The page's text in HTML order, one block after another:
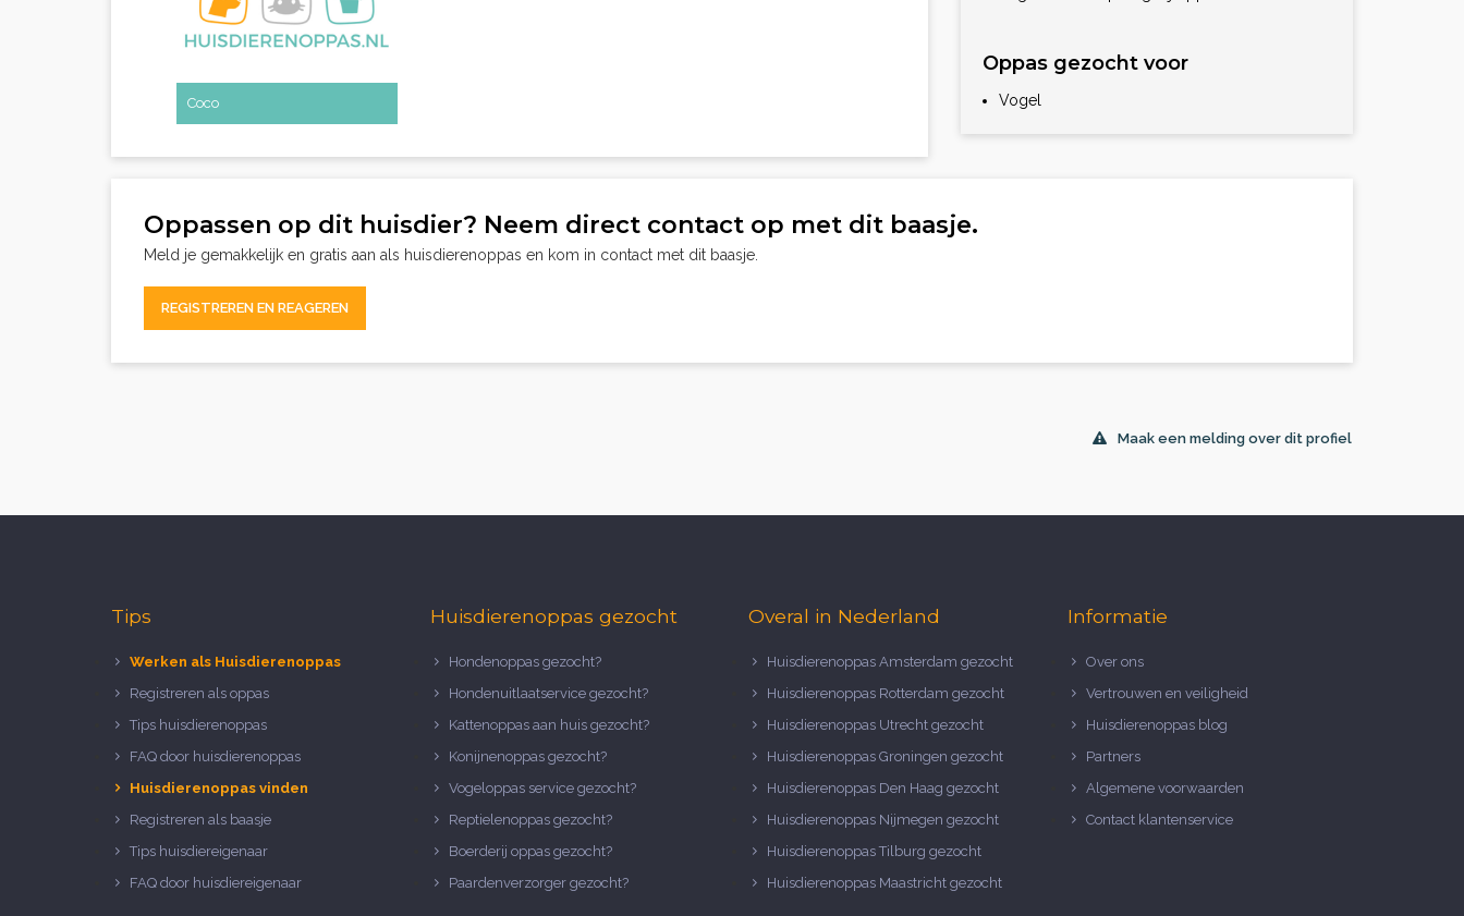
Coco
Oppas gezocht voor
Vogel
Oppassen op dit huisdier? Neem direct contact op met dit baasje.
Meld je gemakkelijk en gratis aan als huisdierenoppas en kom in contact met dit baasje.
REGISTREREN EN REAGEREN
Maak een melding over dit profiel
Tips
Werken als Huisdierenoppas
Registreren als oppas
Tips huisdierenoppas
FAQ door huisdierenoppas
Huisdierenoppas vinden
Registreren als baasje
Tips huisdiereigenaar
FAQ door huisdiereigenaar
Huisdierenoppas gezocht
Hondenoppas gezocht?
Hondenuitlaatservice gezocht?
Kattenoppas aan huis gezocht?
Konijnenoppas gezocht?
Vogeloppas service gezocht?
Reptielenoppas gezocht?
Boerderij oppas gezocht?
Paardenverzorger gezocht?
Overal in Nederland
Huisdierenoppas Amsterdam gezocht
Huisdierenoppas Rotterdam gezocht
Huisdierenoppas Utrecht gezocht
Huisdierenoppas Groningen gezocht
Huisdierenoppas Den Haag gezocht
Huisdierenoppas Nijmegen gezocht
Huisdierenoppas Tilburg gezocht
Huisdierenoppas Maastricht gezocht
Informatie
Over ons
Vertrouwen en veiligheid
Huisdierenoppas blog
Partners
Algemene voorwaarden
Contact klantenservice